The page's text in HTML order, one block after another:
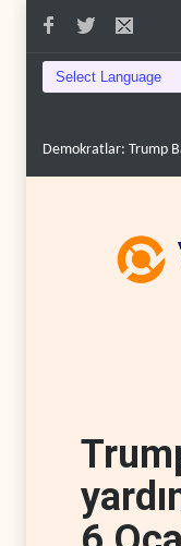
Demokratlar: Trump